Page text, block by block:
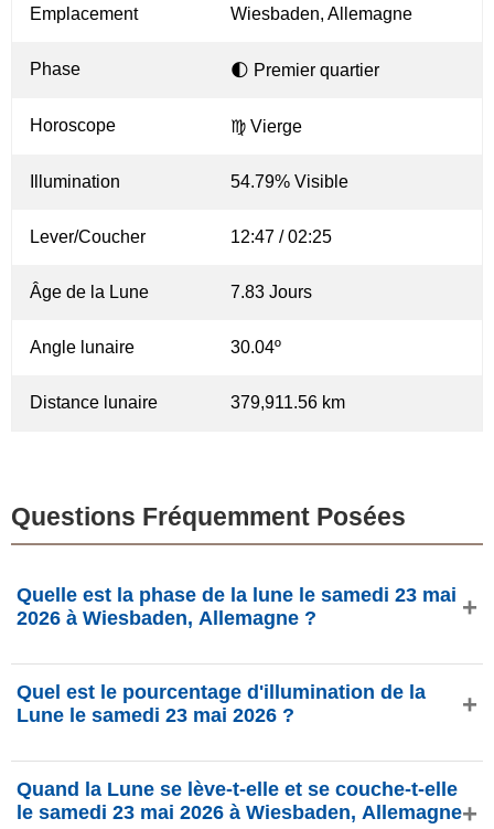
Emplacement Wiesbaden, Allemagne
Phase 🌓 Premier quartier
Horoscope ♍ Vierge
Illumination 54.79% Visible
Lever/Coucher 12:47 / 02:25
Âge de la Lune 7.83 Jours
Angle lunaire 30.04º
Distance lunaire 379,911.56 km
Questions Fréquemment Posées
Quelle est la phase de la lune le samedi 23 mai
2026 à Wiesbaden, Allemagne ?
est dans la phase Premier quartier avec 54.79%
d'illumination, elle a 7.83 jours et se situe dans la
Quel est le pourcentage d'illumination de la
Lune le samedi 23 mai 2026 ?
54.79%, selon phasesmoon.com.
Quand la Lune se lève-t-elle et se couche-t-elle
le samedi 23 mai 2026 à Wiesbaden, Allemagne